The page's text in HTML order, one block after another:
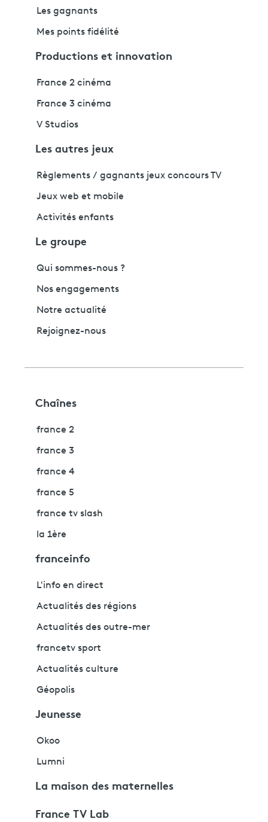
Les gagnants
Mes points fidélité
Productions et innovation
France 2 cinéma
France 3 cinéma
V Studios
Les autres jeux
Règlements / gagnants jeux concours TV
Jeux web et mobile
Activités enfants
Le groupe
Qui sommes-nous ?
Nos engagements
Notre actualité
Rejoignez-nous
Chaînes
france 2
france 3
france 4
france 5
france tv slash
la 1ère
franceinfo
L'info en direct
Actualités des régions
Actualités des outre-mer
francetv sport
Actualités culture
Géopolis
Jeunesse
Okoo
Lumni
La maison des maternelles
France TV Lab